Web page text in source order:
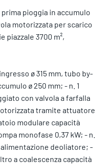
pioggia in accumulo
motorizzata per scarico
piazzale 3700 m²,
ø 315 mm, tubo by-
ø 250 mm; - n. 1
con valvola a farfalla
tramite attuatore
modulare capacità
monofase 0,37 kW; - n.
alimentazione deoliatore; -
a coalescenza capacità